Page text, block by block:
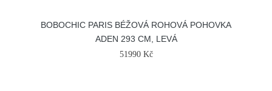
BOBOCHIC PARIS BÉŽOVÁ ROHOVÁ POHOVKA
ADEN 293 CM, LEVÁ
51990 Kč